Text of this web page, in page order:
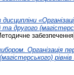
другого
забезпечення]
Організація
рівнів